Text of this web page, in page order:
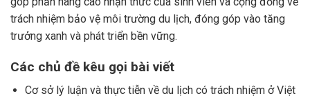
trách nhiệm bảo vệ môi trường du lịch, đóng góp vào tăng
trưởng xanh và phát triển bền vững.
Các chủ đề kêu gọi bài viết
Cơ sở lý luận và thực tiễn về du lịch có trách nhiệm ở Việt